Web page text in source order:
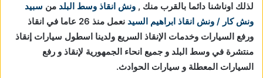
لذلك اوناشنا دائما بالقرب منك , ونش انقاذ وسط البلد من سبيد
ونش كار / ونش انقاذ ابراهيم السيد
نعمل منذ 26 عاما في انقاذ
ورفع السيارات وخدمات الإنقاذ السريع ولدينا اسطول سيارات إنقاذ
منتشرة في وسط البلد و جميع انحاء الجمهورية لإنقاذ و رفع
السيارات المعطلة و سيارات الحوادث.